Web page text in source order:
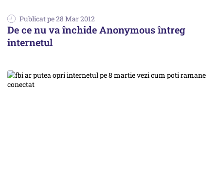
Publicat pe 28 Mar 2012
De ce nu va închide Anonymous întreg
internetul